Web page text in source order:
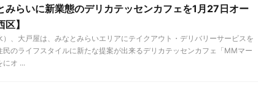
みらいに新業態のデリカテッセンカフェを1月27日オー
】
、大戸屋は、みなとみらいエリアにテイクアウト・デリバリーサービスを
民のライフスタイルに新たな提案が出来るデリカテッセンカフェ「MMマー
にオ ...